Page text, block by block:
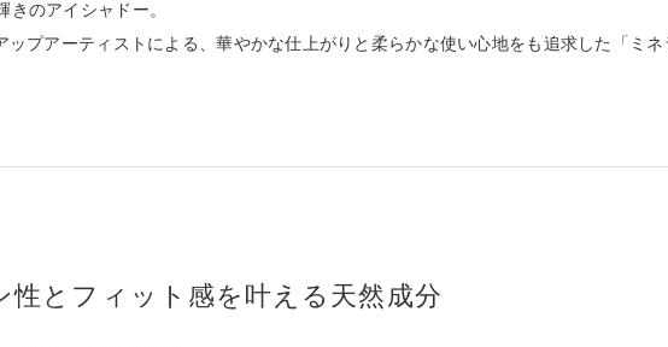
のアイシャドー。
プアーティストによる、華やかな仕上がりと柔らかな使い心地をも追求した「ミ
とフィット感を叶える天然成分